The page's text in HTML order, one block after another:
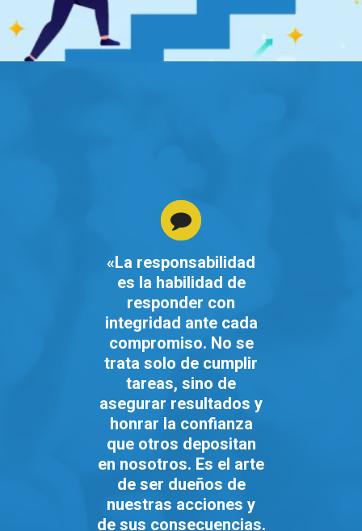
«La responsabilidad
es la habilidad de
responder con
integridad ante cada
compromiso. No se
trata solo de cumplir
tareas, sino de
asegurar resultados y
honrar la confianza
que otros depositan
en nosotros. Es el arte
de ser dueños de
nuestras acciones y
de sus consecuencias.